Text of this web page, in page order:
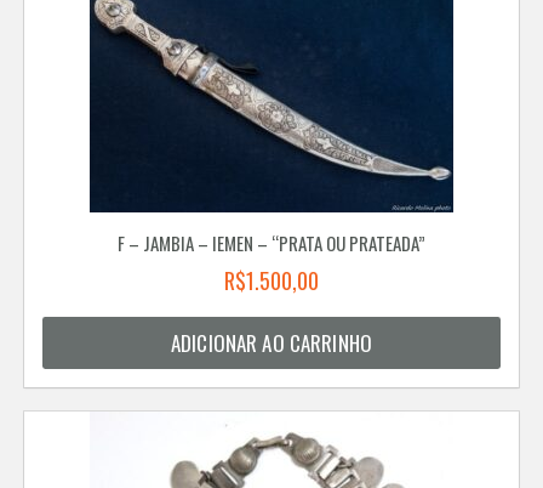
F – JAMBIA – IEMEN – “PRATA OU PRATEADA”
R$1.500,00
ADICIONAR AO CARRINHO